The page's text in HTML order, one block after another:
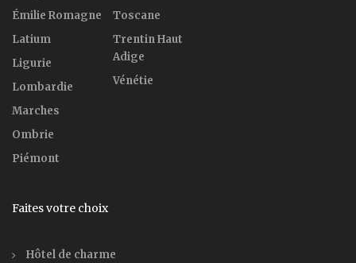
Émilie Romagne
Latium
Ligurie
Lombardie
Marches
Ombrie
Piémont
Toscane
Trentin Haut
Adige
Vénétie
Faites votre choix
Hôtel de charme